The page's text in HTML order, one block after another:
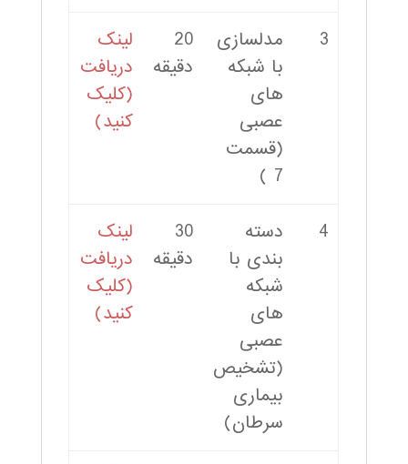
3
مدلسازی
با شبکه
های
عصبی
(قسمت
7 )
20
دقیقه
لینک
دریافت
(کلیک
کنید)
4
دسته
بندی با
شبکه
های
عصبی
(تشخیص
بیماری
سرطان)
30
دقیقه
لینک
دریافت
(کلیک
کنید)